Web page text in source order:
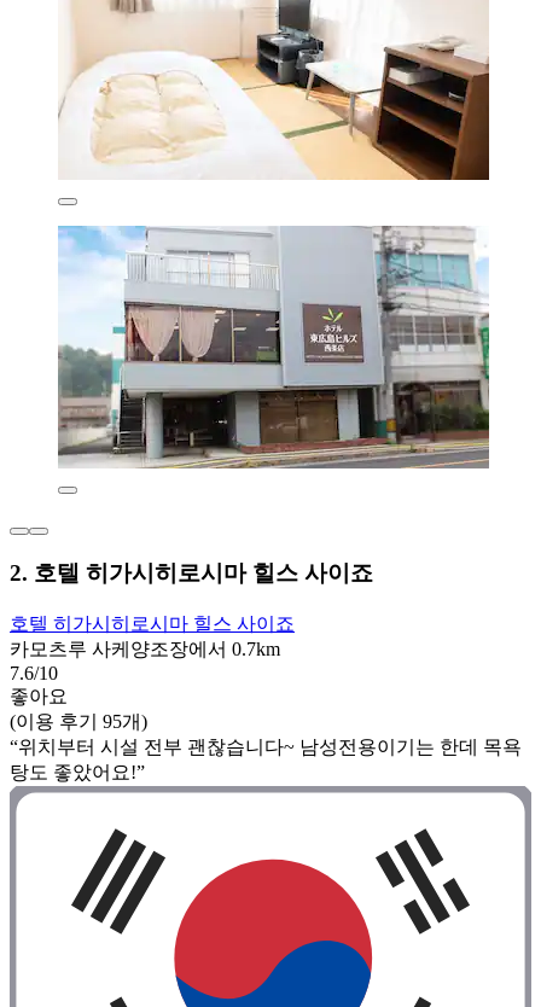
2. 호텔 히가시히로시마 힐스 사이죠
호텔 히가시히로시마 힐스 사이죠
카모츠루 사케양조장에서 0.7km
7.6/10
좋아요
(이용 후기 95개)
“위치부터 시설 전부 괜찮습니다~ 남성전용이기는 한데 목욕
탕도 좋았어요!”